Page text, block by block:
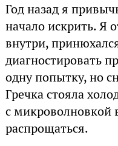
Год назад я
начало искрить. Я
внутри,
диагностировать
одну попытку, но
Гречка стояла
с микроволновкой
распрощаться.